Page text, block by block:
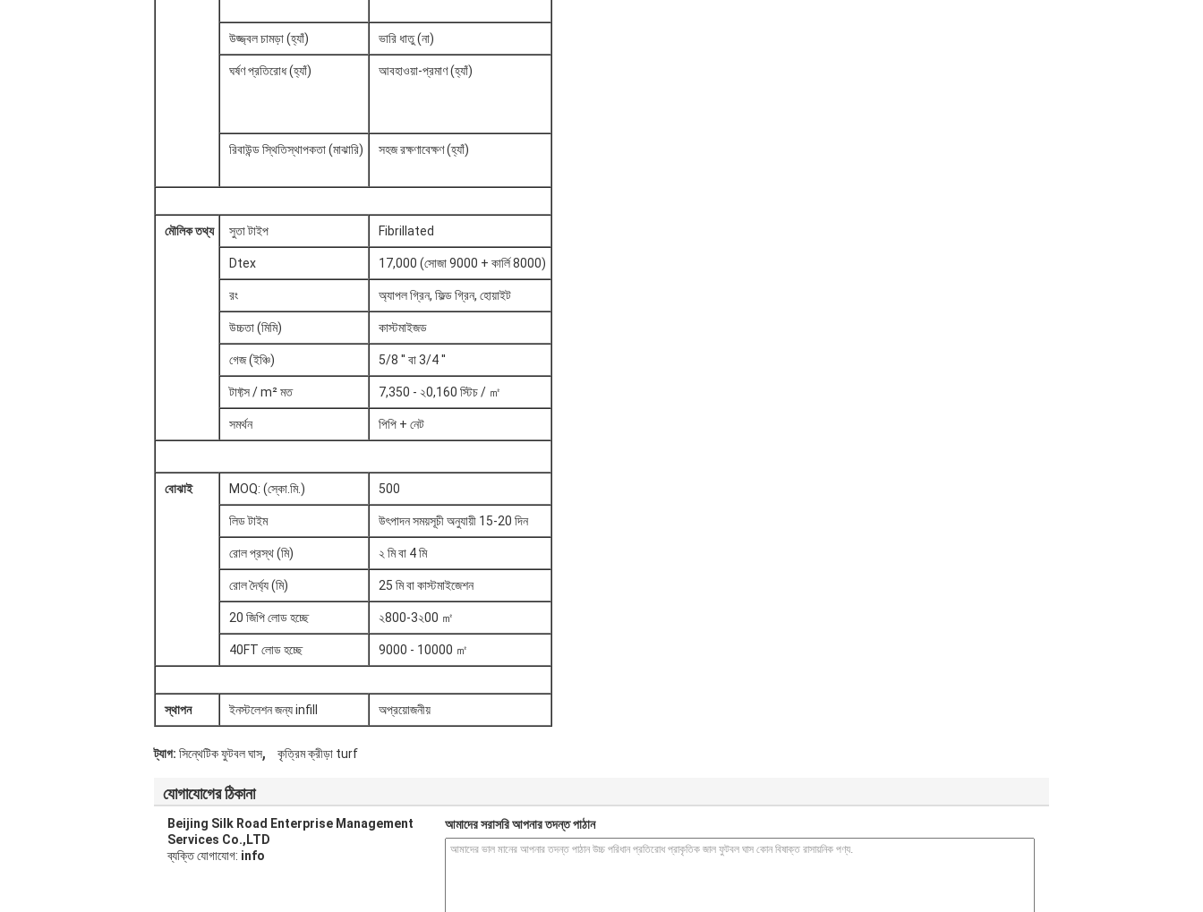
উজ্জ্বল চামড়া (হ্যাঁ) ভারি ধাতু (না)
ঘর্ষণ প্রতিরোধ (হ্যাঁ) আবহাওয়া-প্রমাণ (হ্যাঁ)
রিবাউন্ড স্থিতিস্থাপকতা (মাঝারি) সহজ রক্ষণাবেক্ষণ (হ্যাঁ)
মৌলিক তথ্য সুতা টাইপ Fibrillated
Dtex 17,000 (সোজা 9000 + কার্লি 8000)
রং অ্যাপল গ্রিন, ফিল্ড গ্রিন, হোয়াইট
উচ্চতা (মিমি) কাস্টমাইজড
গেজ (ইঞ্চি) 5/8 '' বা 3/4 ''
টাফ্টস / m² মত 7,350 - ২0,160 স্টিচ / ㎡
সমর্থন পিপি + নেট
বোঝাই MOQ: (স্কো.মি.) 500
লিড টাইম উৎপাদন সময়সূচী অনুযায়ী 15-20 দিন
রোল প্রস্থ (মি) ২ মি বা 4 মি
রোল দৈর্ঘ্য (মি) 25 মি বা কাস্টমাইজেশন
20 জিপি লোড হচ্ছে ২800-3২00 ㎡
40FT লোড হচ্ছে 9000 - 10000 ㎡
স্থাপন ইনস্টলেশন জন্য infill অপ্রয়োজনীয়
ট্যাগ: সিন্থেটিক ফুটবল ঘাস, কৃত্রিম ক্রীড়া turf
যোগাযোগের ঠিকানা
Beijing Silk Road Enterprise Management
Services Co.,LTD
ব্যক্তি যোগাযোগ: info
আমাদের সরাসরি আপনার তদন্ত পাঠান